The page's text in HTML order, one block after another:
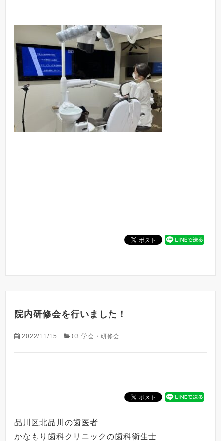
院内研修会を行いました！
2022/11/15 03.学会・研修会
品川区北品川の歯医者
かなもり歯科クリニックの歯科衛生士